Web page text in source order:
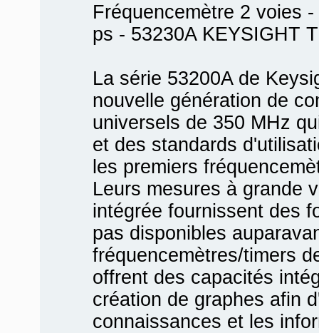
Fréquencemètre 2 voies
ps - 53230A KEYSIGHT
La série 53200A de
nouvelle génération de
universels de 350 MHz
et des standards
les premiers
Leurs mesures à grande
intégrée fournissent des
pas disponibles
fréquencemètres/timers
offrent des capacités
création de graphes afin
connaissances et les